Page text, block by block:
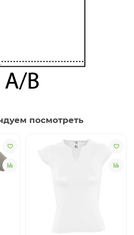
посмотреть